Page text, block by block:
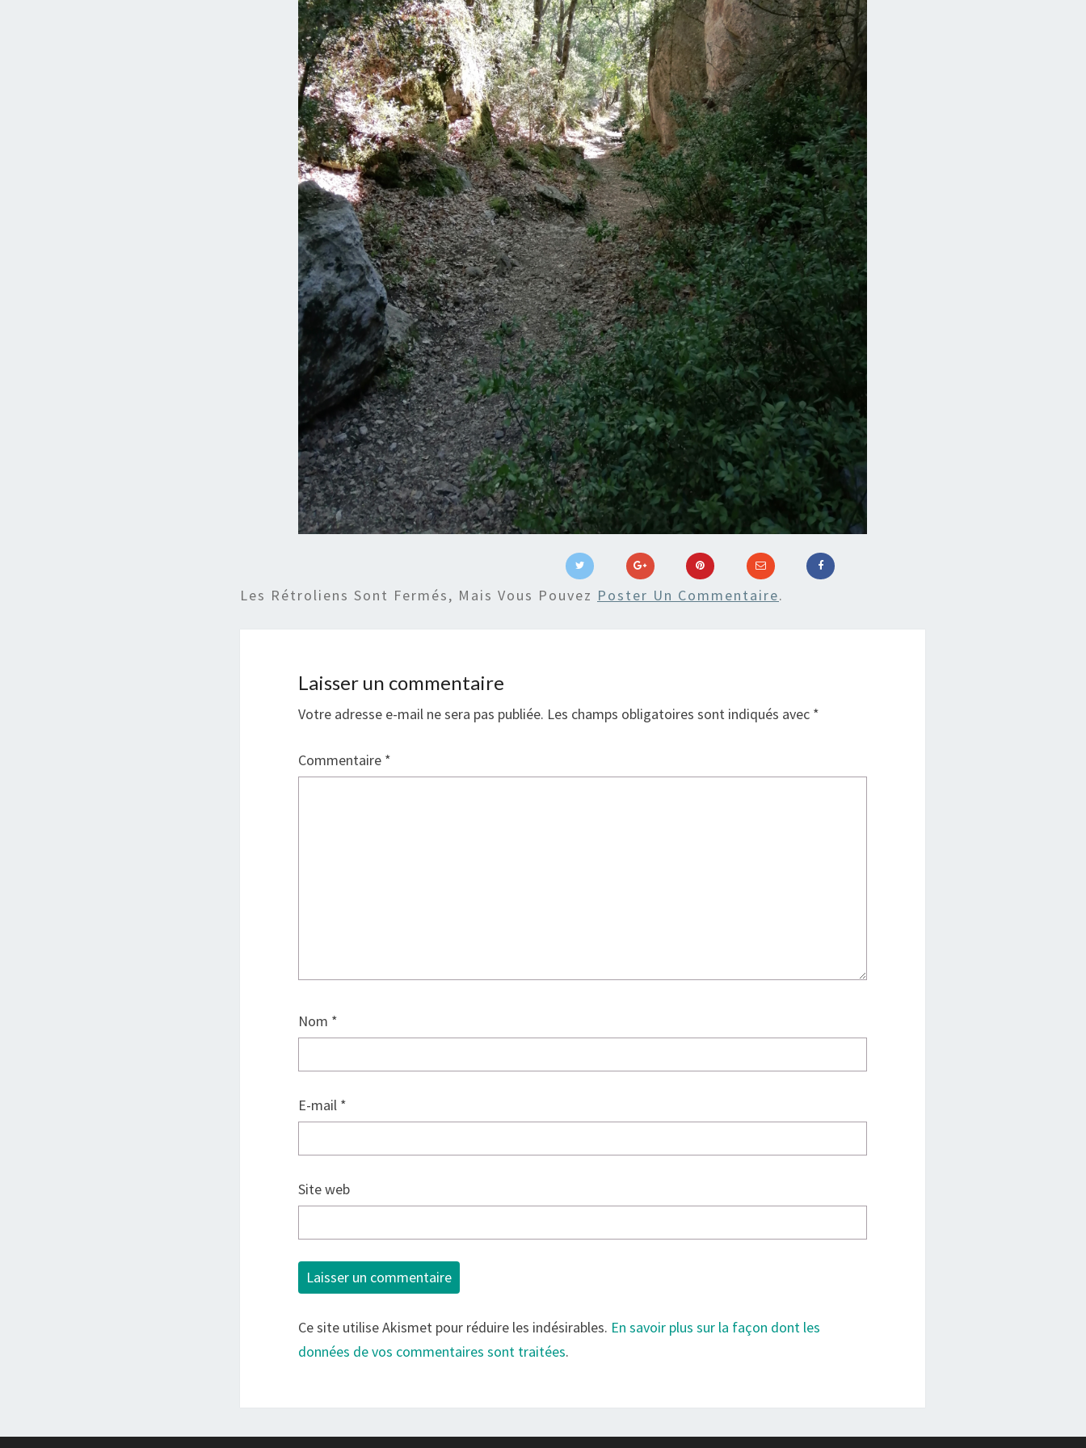
Les Rétroliens Sont Fermés, Mais Vous Pouvez Poster Un Commentaire.
Laisser un commentaire
Votre adresse e-mail ne sera pas publiée. Les champs obligatoires sont indiqués avec *
Commentaire *
Nom *
E-mail *
Site web
Ce site utilise Akismet pour réduire les indésirables. En savoir plus sur la façon dont les
données de vos commentaires sont traitées.